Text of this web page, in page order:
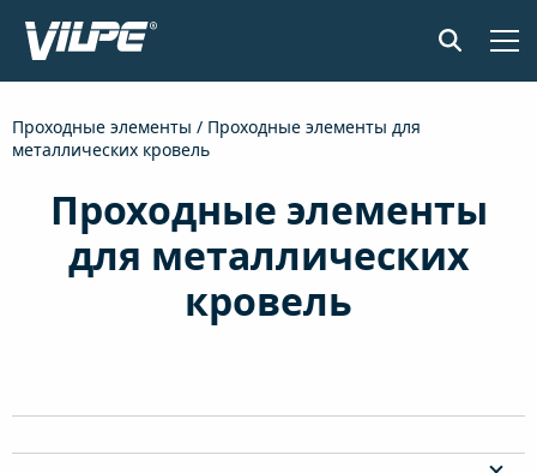
SENSE СИСТЕМА КОНТРОЛЯ ВЛАЖНОСТИ
ДОКУМЕНТЫ И МАТЕРИАЛЫ
О КОМПАНИИ
Проходные элементы / Проходные элементы для
металлических кровель
Проходные элементы
для металлических
кровель